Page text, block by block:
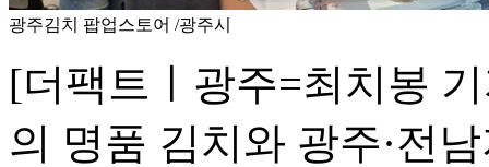
광주김치 팝업스토어 /광주시
[더팩트ㅣ광주=최치봉
의 명품 김치와 광주·전